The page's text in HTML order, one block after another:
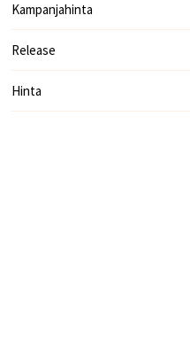
Kampanjahinta
Release
Hinta